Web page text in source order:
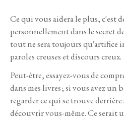
Ce qui vous aidera le plus, c'est
personnellement dans le secret
tout ne sera toujours qu'artifice
paroles creuses et discours creux.
Peut-être, essayez-vous de
dans mes livres ; si vous avez un
regarder ce qui se trouve derrière
découvrir vous-même. Ce serait